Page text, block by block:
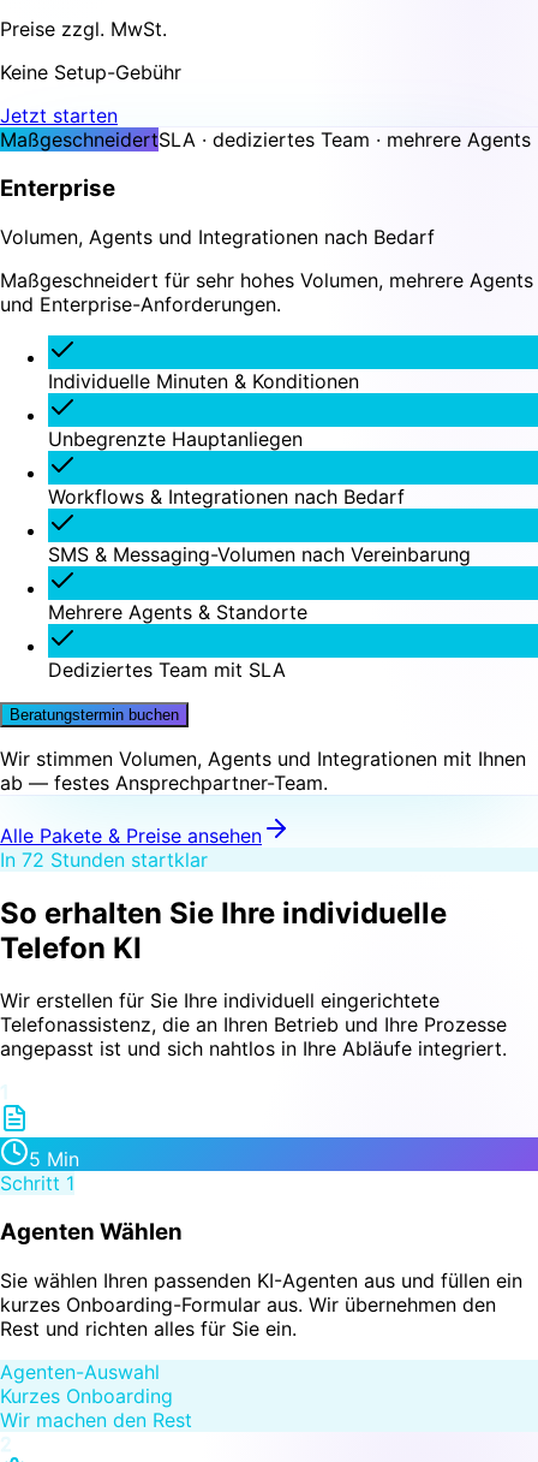
Preise zzgl. MwSt.
Keine Setup-Gebühr
Jetzt starten
MaßgeschneidertSLA · dediziertes Team · mehrere Agents
Enterprise
Volumen, Agents und Integrationen nach Bedarf
Maßgeschneidert für sehr hohes Volumen, mehrere Agents
und Enterprise-Anforderungen.
Individuelle Minuten & Konditionen
Unbegrenzte Hauptanliegen
Workflows & Integrationen nach Bedarf
SMS & Messaging-Volumen nach Vereinbarung
Mehrere Agents & Standorte
Dediziertes Team mit SLA
Beratungstermin buchen
Wir stimmen Volumen, Agents und Integrationen mit Ihnen
ab — festes Ansprechpartner-Team.
Alle Pakete & Preise ansehen
In 72 Stunden startklar
So erhalten Sie Ihre individuelle
Telefon KI
Wir erstellen für Sie Ihre individuell eingerichtete
Telefonassistenz, die an Ihren Betrieb und Ihre Prozesse
angepasst ist und sich nahtlos in Ihre Abläufe integriert.
1
5 Min
Schritt 1
Agenten Wählen
Sie wählen Ihren passenden KI-Agenten aus und füllen ein
kurzes Onboarding-Formular aus. Wir übernehmen den
Rest und richten alles für Sie ein.
Agenten-Auswahl
Kurzes Onboarding
Wir machen den Rest
2